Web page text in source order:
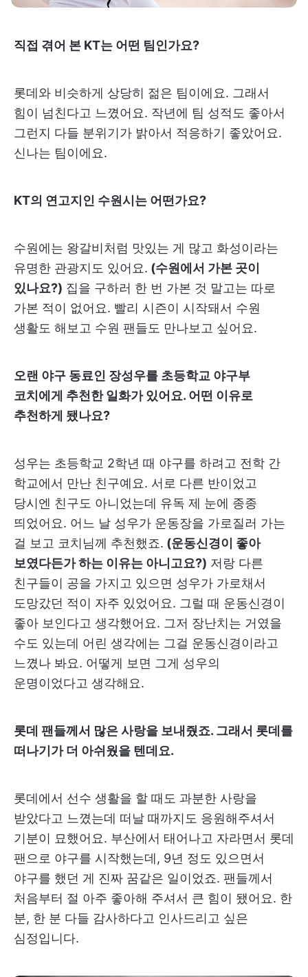
직접 겪어 본 KT는 어떤 팀인가요?
롯데와 비슷하게 상당히 젊은 팀이에요. 그래서
힘이 넘친다고 느꼈어요. 작년에 팀 성적도 좋아서
그런지 다들 분위기가 밝아서 적응하기 좋았어요.
신나는 팀이에요.
KT의 연고지인 수원시는 어떤가요?
수원에는 왕갈비처럼 맛있는 게 많고 화성이라는
유명한 관광지도 있어요. (수원에서 가본 곳이
있나요?) 집을 구하러 한 번 가본 것 말고는 따로
가본 적이 없어요. 빨리 시즌이 시작돼서 수원
생활도 해보고 수원 팬들도 만나보고 싶어요.
오랜 야구 동료인 장성우를 초등학교 야구부
코치에게 추천한 일화가 있어요. 어떤 이유로
추천하게 됐나요?
성우는 초등학교 2학년 때 야구를 하려고 전학 간
학교에서 만난 친구예요. 서로 다른 반이었고
당시엔 친구도 아니었는데 유독 제 눈에 종종
띄었어요. 어느 날 성우가 운동장을 가로질러 가는
걸 보고 코치님께 추천했죠. (운동신경이 좋아
보였다든가 하는 이유는 아니고요?) 저랑 다른
친구들이 공을 가지고 있으면 성우가 가로채서
도망갔던 적이 자주 있었어요. 그럴 때 운동신경이
좋아 보인다고 생각했어요. 그저 장난치는 거였을
수도 있는데 어린 생각에는 그걸 운동신경이라고
느꼈나 봐요. 어떻게 보면 그게 성우의
운명이었다고 생각해요.
롯데 팬들께서 많은 사랑을 보내줬죠. 그래서 롯데를
떠나기가 더 아쉬웠을 텐데요.
롯데에서 선수 생활을 할 때도 과분한 사랑을
받았다고 느꼈는데 떠날 때까지도 응원해주셔서
기분이 묘했어요. 부산에서 태어나고 자라면서 롯데
팬으로 야구를 시작했는데, 9년 정도 있으면서
야구를 했던 게 진짜 꿈같은 일이었죠. 팬들께서
처음부터 절 아주 좋아해 주셔서 큰 힘이 됐어요. 한
분, 한 분 다들 감사하다고 인사드리고 싶은
심정입니다.